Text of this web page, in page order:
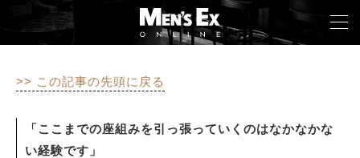
>> この記事の先頭に戻る
「ここまでの座組みを引っ張っていくのはなかなかな
い経験です」
FASHION